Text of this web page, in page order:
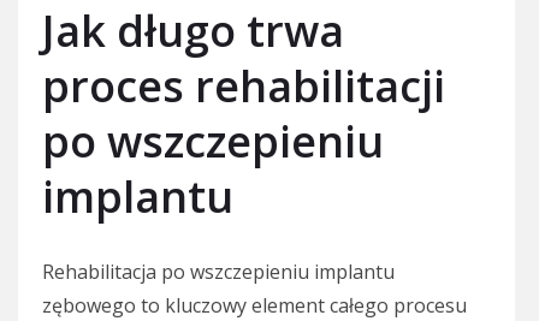
Jak długo trwa
proces rehabilitacji
po wszczepieniu
implantu
Rehabilitacja po wszczepieniu implantu
zębowego to kluczowy element całego procesu